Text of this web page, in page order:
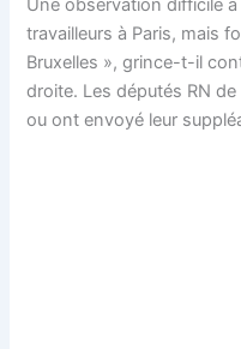
Une observation difficile
travailleurs à Paris, mais
Bruxelles », grince-t-il
droite. Les députés RN
ou ont envoyé leur